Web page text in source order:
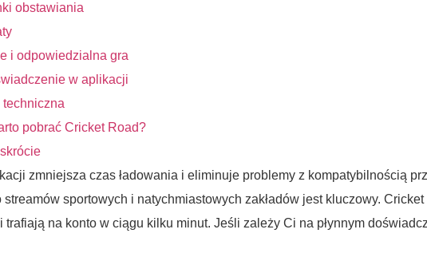
obstawiania
i odpowiedzialna gra
w aplikacji
techniczna
pobrać Cricket Road?
zmniejsza czas ładowania i eliminuje problemy z kompatybilnością
sportowych i natychmiastowych zakładów jest kluczowy.
trafiają na konto w ciągu kilku minut. Jeśli zależy Ci na płynnym